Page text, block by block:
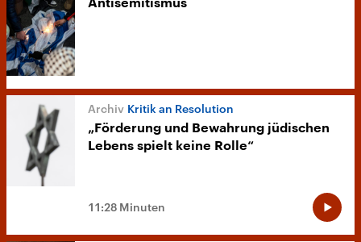
Antisemitismus
Kritik an Resolution
„Förderung und Bewahrung jüdischen
Lebens spielt keine Rolle“
11:28 Minuten